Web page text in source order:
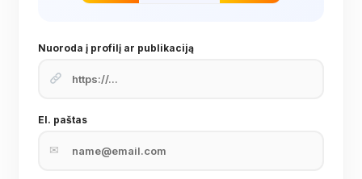
Nuoroda į profilį ar publikaciją
El. paštas
✉